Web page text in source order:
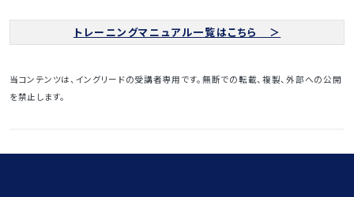
トレーニングマニュアル一覧はこちら ＞
当コンテンツは、イングリードの受講者専用です。無断での転載、複製、外部への公開
を禁止します。